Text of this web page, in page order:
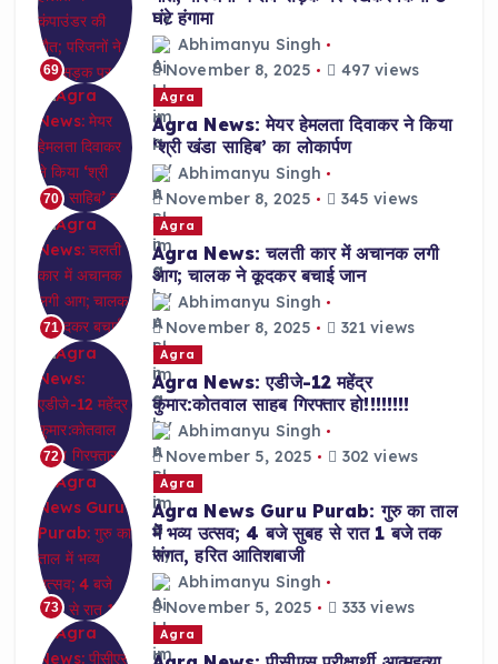
69
घंटे हंगामा
Abhimanyu Singh
November 8, 2025
497 views
70
Agra
Agra News: मेयर हेमलता दिवाकर ने किया
‘श्री खंडा साहिब’ का लोकार्पण
Abhimanyu Singh
November 8, 2025
345 views
71
Agra
Agra News: चलती कार में अचानक लगी
आग; चालक ने कूदकर बचाई जान
Abhimanyu Singh
November 8, 2025
321 views
72
Agra
Agra News: एडीजे-12 महेंद्र
कुमार:कोतवाल साहब गिरफ्तार हो!!!!!!!!
Abhimanyu Singh
November 5, 2025
302 views
73
Agra
Agra News Guru Purab: गुरु का ताल
में भव्य उत्सव; 4 बजे सुबह से रात 1 बजे तक
संगत, हरित आतिशबाजी
Abhimanyu Singh
November 5, 2025
333 views
Agra